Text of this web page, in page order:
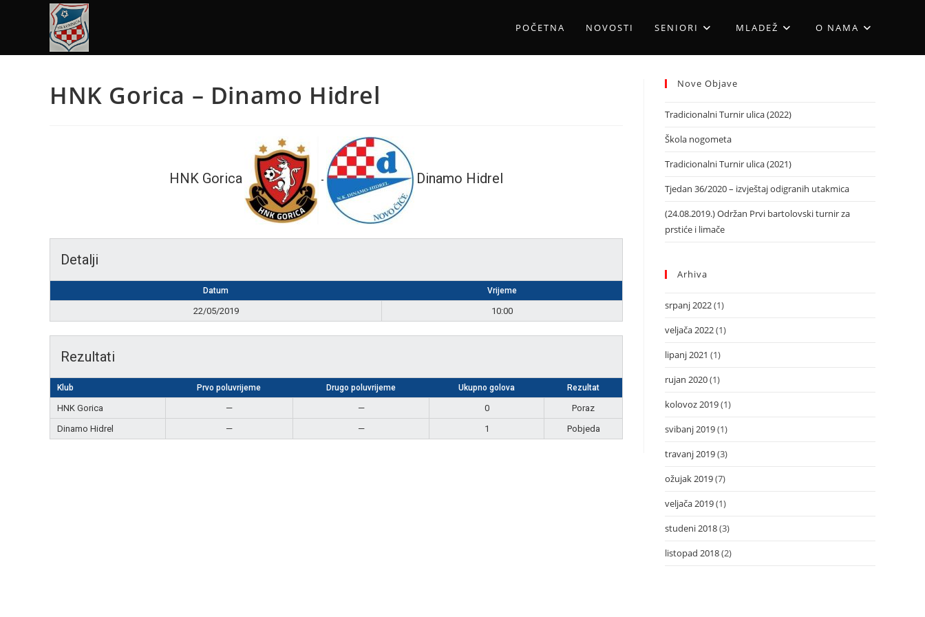
POČETNA NOVOSTI SENIORI MLADEŽ O NAMA
HNK Gorica – Dinamo Hidrel
HNK Gorica - Dinamo Hidrel
Detalji
Datum Vrijeme
22/05/2019 10:00
Rezultati
Klub Prvo poluvrijeme Drugo poluvrijeme Ukupno golova Rezultat
HNK Gorica — — 0
Poraz
Dinamo Hidrel
— — 1 Pobjeda
Nove Objave
Tradicionalni Turnir ulica (2022)
Škola nogometa
Tradicionalni Turnir ulica (2021)
Tjedan 36/2020 – izvještaj odigranih utakmica
(24.08.2019.) Održan Prvi bartolovski turnir za
prstiće i limače
Arhiva
srpanj 2022(1)
veljača 2022(1)
lipanj 2021 (1)
rujan 2020(1)
kolovoz 2019(1)
svibanj 2019(1)
travanj 2019(3)
ožujak 2019(7)
veljača 2019(1)
studeni 2018(3)
listopad 2018(2)